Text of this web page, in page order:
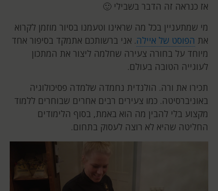
אז כנראה זה הדבר בשבילי 🙂
מי שמתעניין בכל מה שראינו וטעמנו בסיור מוזמן לקרוא
את הפוסט של איילה. אני ברשותכם אתמקד בסיפור אחד
מיוחד על בחורה צעירה שחלמה ליצור את המתכון
לעוגייה הטובה בעולם.
תכירו את ורה. הולנדית נחמדה שלמדה פסיכולוגיה
באוניברסיטה. כמו צעירים רבים אחרים שבוחרים ללמוד
מקצוע בלי להבין מה הוא באמת, בסוף הלימודים
החליטה שהיא לא רוצה לעסוק בתחום.